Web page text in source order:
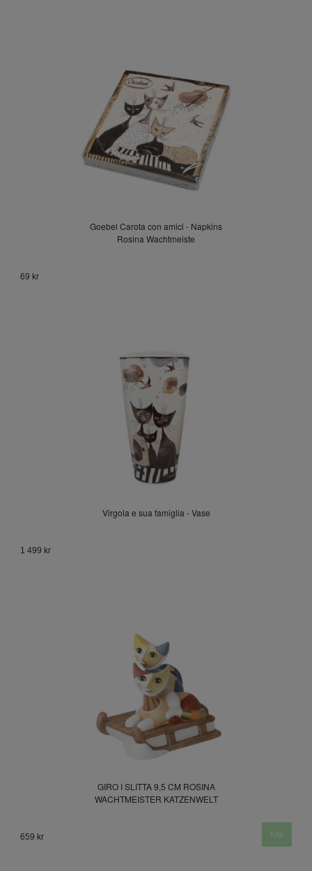
Goebel Carota con amici - Napkins
Rosina Wachtmeiste
69 kr
Virgola e sua famiglia - Vase
1 499 kr
GIRO I SLITTA 9,5 CM ROSINA
WACHTMEISTER KATZENWELT
659 kr